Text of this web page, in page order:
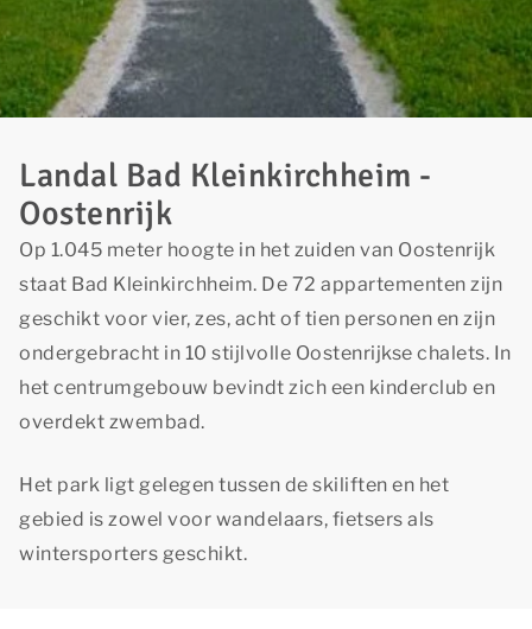
Landal Bad Kleinkirchheim -
Oostenrijk
Op 1.045 meter hoogte in het zuiden van Oostenrijk
staat Bad Kleinkirchheim. De 72 appartementen zijn
geschikt voor vier, zes, acht of tien personen en zijn
ondergebracht in 10 stijlvolle Oostenrijkse chalets. In
het centrumgebouw bevindt zich een kinderclub en
overdekt zwembad.
Het park ligt gelegen tussen de skiliften en het
gebied is zowel voor wandelaars, fietsers als
wintersporters geschikt.